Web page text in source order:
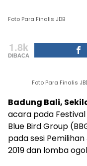
Foto Para Finalis JDB
1.8k
DIBACA
Foto Para Finalis
Badung Bali,
acara pada
Blue Bird Group
pada sesi
2019 dan lomba